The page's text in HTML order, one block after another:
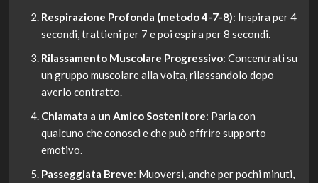
Respirazione Profonda (metodo 4-7-8): Inspira per 4
secondi, trattieni per 7 e poi espira per 8 secondi.
Rilassamento Muscolare Progressivo: Concentrati su
un gruppo muscolare alla volta, rilassandolo dopo
averlo contratto.
Chiamata a un Amico Sostenitore: Parla con
qualcuno che conosci e che può offrire supporto
emotivo.
Passeggiata Breve: Muoversi, anche per pochi minuti,